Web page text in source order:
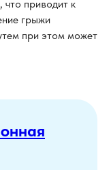
приводит к
грыжи
при этом может